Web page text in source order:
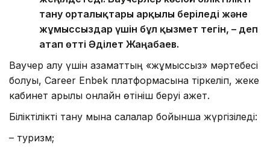
тану орталықтары арқылы беріледі және
жұмыссыздар үшін бұл қызмет тегін, – деп
атап өтті Әділет Жаңабаев.
Ваучер алу үшін азаматтың «жұмыссыз» мәртебесі
болуы, Career Enbek платформасына тіркеліп, жеке
кабинет арқылы онлайн өтініш беруі қажет.
Біліктілікті тану мына салалар бойынша жүргізіледі:
– туризм;